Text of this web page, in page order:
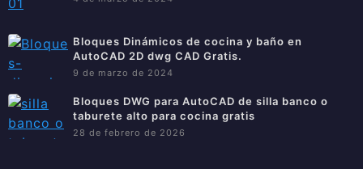
Bloques Dinámicos de cocina y baño en
AutoCAD 2D dwg CAD Gratis.
9 de marzo de 2024
Bloques DWG para AutoCAD de silla banco o
taburete alto para cocina gratis
28 de febrero de 2026